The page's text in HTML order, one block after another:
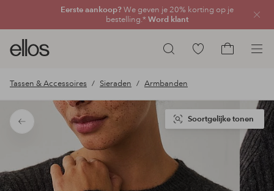
Eerste aankoop?We geven je 20% korting op je
bestelling.* Word klant
Zoeken
Ellos
logo
ga
de
voorpagina
Ga
producten
Tassen & Accessoires Sieraden Armbanden
Terug
Soortgelijke tonen